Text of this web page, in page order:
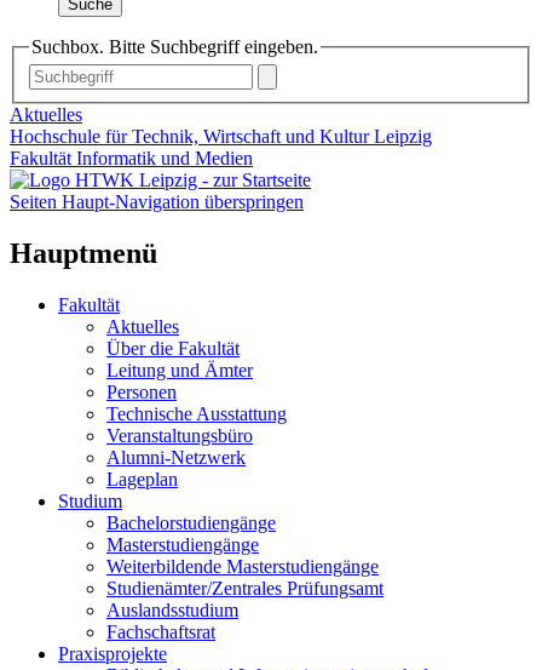
Suche
Suchbox. Bitte Suchbegriff eingeben.
Aktuelles
Hochschule für Technik, Wirtschaft und Kultur Leipzig
Fakultät Informatik und Medien
Seiten Haupt-Navigation überspringen
Hauptmenü
Fakultät
Aktuelles
Über die Fakultät
Leitung und Ämter
Personen
Technische Ausstattung
Veranstaltungsbüro
Alumni-Netzwerk
Lageplan
Studium
Bachelorstudiengänge
Masterstudiengänge
Weiterbildende Masterstudiengänge
Studienämter/Zentrales Prüfungsamt
Auslandsstudium
Fachschaftsrat
Praxisprojekte